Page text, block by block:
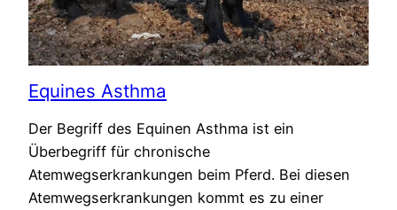
Equines Asthma
Der Begriff des Equinen Asthma ist ein
Überbegriff für chronische
Atemwegserkrankungen beim Pferd. Bei diesen
Atemwegserkrankungen kommt es zu einer